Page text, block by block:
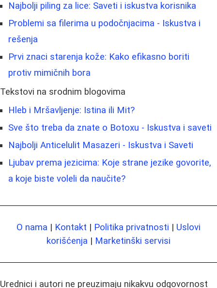
Najbolji piling za lice: Saveti i iskustva korisnika
Problemi sa filerima u podočnjacima - Iskustva i
rešenja
Prvi znaci starenja kože: Kako efikasno boriti
protiv mimičnih bora
Tekstovi na srodnim blogovima
Hleb i Mršavljenje: Istina ili Mit?
Sve što treba da znate o Botoxu - Iskustva i saveti
Najbolji Anticelulit Masazeri - Iskustva i Saveti
Ljubav prema jezicima: Koje strane jezike govorite,
a koje biste voleli da naučite?
O nama | Kontakt | Politika privatnosti | Uslovi
korišćenja | Marketinški servisi
Urednici i autori ne preuzimaju nikakvu odgovornost